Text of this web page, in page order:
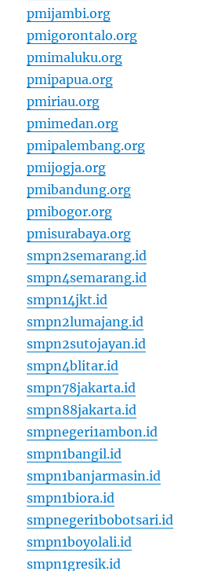
pmijambi.org
pmigorontalo.org
pmimaluku.org
pmipapua.org
pmiriau.org
pmimedan.org
pmipalembang.org
pmijogja.org
pmibandung.org
pmibogor.org
pmisurabaya.org
smpn2semarang.id
smpn4semarang.id
smpn14jkt.id
smpn2lumajang.id
smpn2sutojayan.id
smpn4blitar.id
smpn78jakarta.id
smpn88jakarta.id
smpnegeri1ambon.id
smpn1bangil.id
smpn1banjarmasin.id
smpn1biora.id
smpnegeri1bobotsari.id
smpn1boyolali.id
smpn1gresik.id